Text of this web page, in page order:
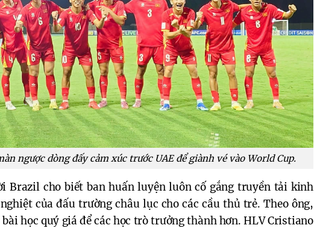
ngược dòng đấy cảm xúc trước UAE để giành vé vào World Cup.
Brazil cho biết ban huấn luyện luôn cố gắng truyền tải kinh
của đấu trường châu lục cho các cầu thủ trẻ. Theo ông,
học quý giá để các học trò trưởng thành hơn. HLV Cristiano